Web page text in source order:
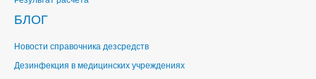
БЛОГ
Новости справочника дезсредств
Дезинфекция в медицинских учреждениях